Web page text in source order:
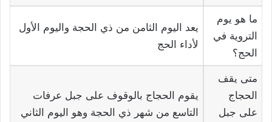
ما هو يوم
التروية في
الحج؟
يعد اليوم الثامن من ذي الحجة واليوم الأول
لأداء الحج
متى يقف
الحجاج
على جبل
يقوم الحجاج بالوقوف على جبل عرفات
التاسع من شهر ذي الحجة وهو اليوم الثاني